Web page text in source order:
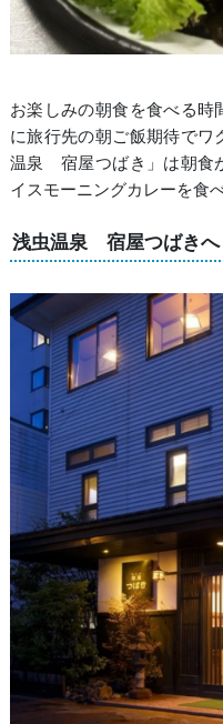
お楽しみの朝食を食べる時
に旅行先の朝ご飯期待でワ
温泉 宿屋つばき」は朝食
イスモーニングカレーを食
浅虫温泉 宿屋つばきへ